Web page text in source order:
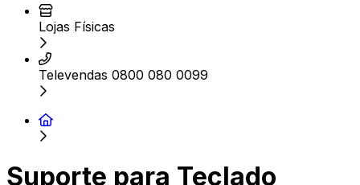
Lojas Físicas
Televendas 0800 080 0099
Suporte para Teclado